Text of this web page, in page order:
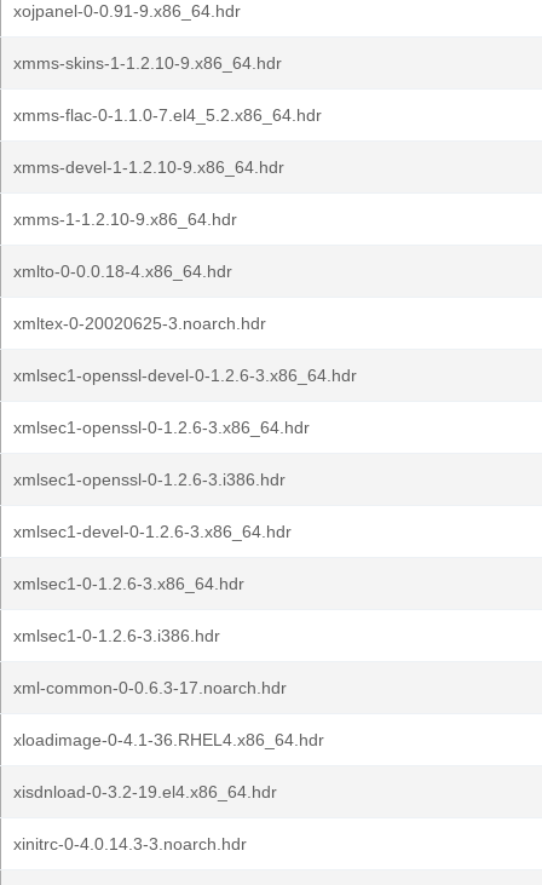
xojpanel-0-0.91-9.x86_64.hdr
xmms-skins-1-1.2.10-9.x86_64.hdr
xmms-flac-0-1.1.0-7.el4_5.2.x86_64.hdr
xmms-devel-1-1.2.10-9.x86_64.hdr
xmms-1-1.2.10-9.x86_64.hdr
xmlto-0-0.0.18-4.x86_64.hdr
xmltex-0-20020625-3.noarch.hdr
xmlsec1-openssl-devel-0-1.2.6-3.x86_64.hdr
xmlsec1-openssl-0-1.2.6-3.x86_64.hdr
xmlsec1-openssl-0-1.2.6-3.i386.hdr
xmlsec1-devel-0-1.2.6-3.x86_64.hdr
xmlsec1-0-1.2.6-3.x86_64.hdr
xmlsec1-0-1.2.6-3.i386.hdr
xml-common-0-0.6.3-17.noarch.hdr
xloadimage-0-4.1-36.RHEL4.x86_64.hdr
xisdnload-0-3.2-19.el4.x86_64.hdr
xinitrc-0-4.0.14.3-3.noarch.hdr